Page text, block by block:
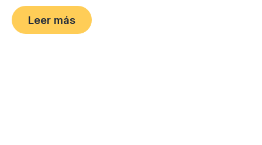
Leer más